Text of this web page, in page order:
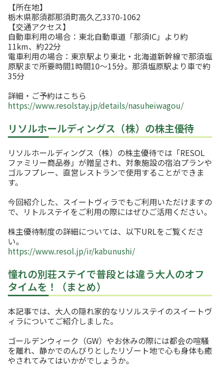
【所在地】
栃木県那須郡那須町高久乙3370-1062
【交通アクセス】
自動車利用の場合：東北自動車道「那須IC」より約
11km、約22分
電車利用の場合：東京駅より東北・北海道新幹線で那須塩
原駅まで所要時間1時間10〜15分。那須塩原駅より⾞で約
35分
詳細・ご予約はこちら
https://www.resolstay.jp/details/nasuheiwagou/
リソルホールディングス（株）の株主優待
リソルホールディングス（株）の株主優待では「RESOL
ファミリー商品券」が贈呈され、対象施設の宿泊プランや
ゴルフプレー、直営レストランで使用することができま
す。
今回紹介した、スイートヴィラでもご利用いただけますの
で、リトルステイをご利用の際にはぜひご活用ください。
株主優待制度の詳細については、以下URLをご覧くださ
い。
https://www.resol.jp/ir/kabunushi/
憧れの別荘ステイで普段とは違う大人のオフ
タイムを！（まとめ）
本記事では、大人の隠れ家的なリソルステイのスイートヴ
ィラについてご紹介しました。
ゴールデンウィーク（GW）やお休みの際には都会の喧騒
を離れ、静かでのんびりとしたリゾート地で心も身体も癒
やされてみてはいかがでしょうか。